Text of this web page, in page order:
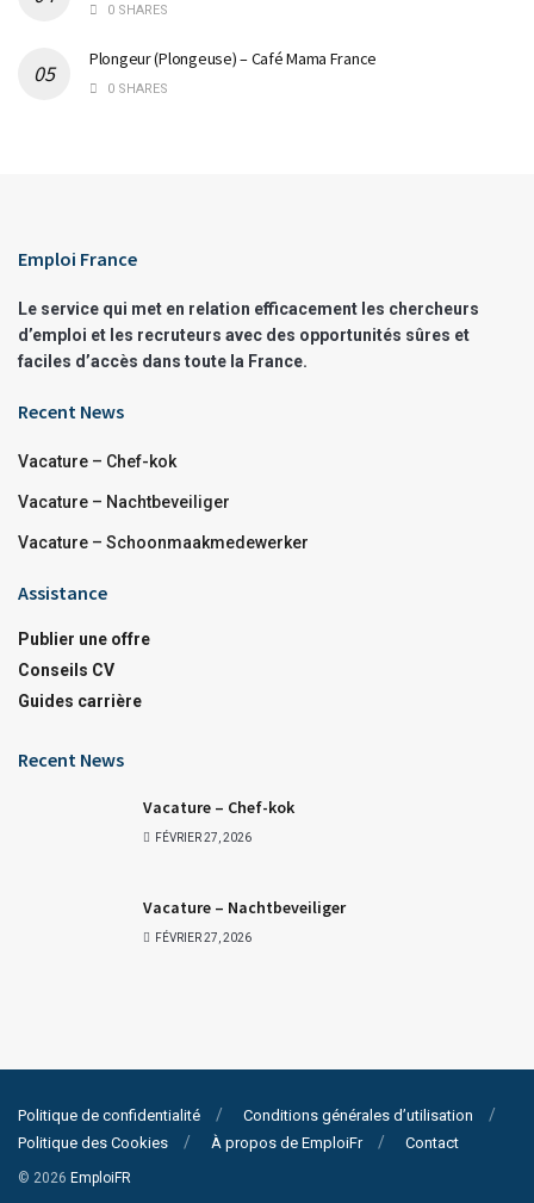
0 SHARES
Plongeur (Plongeuse) – Café Mama France
0 SHARES
Emploi France
Le service qui met en relation efficacement les chercheurs
d’emploi et les recruteurs avec des opportunités sûres et
faciles d’accès dans toute la France.
Recent News
Vacature – Chef-kok
Vacature – Nachtbeveiliger
Vacature – Schoonmaakmedewerker
Assistance
Publier une offre
Conseils CV
Guides carrière
Recent News
Vacature – Chef-kok
FÉVRIER 27, 2026
Vacature – Nachtbeveiliger
FÉVRIER 27, 2026
Politique de confidentialité
Conditions générales d’utilisation
Politique des Cookies
À propos de EmploiFr Contact
© 2026 EmploiFR